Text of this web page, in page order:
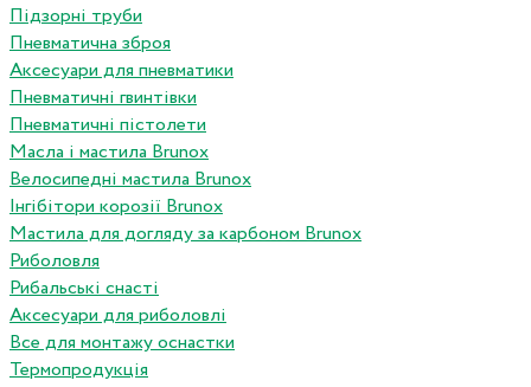
Підзорні труби
Пневматична зброя
Аксесуари для пневматики
Пневматичні гвинтівки
Пневматичні пістолети
Масла і мастила Brunox
Велосипедні мастила Brunox
Інгібітори корозії Brunox
Мастила для догляду за карбоном Brunox
Риболовля
Рибальські снасті
Аксесуари для риболовлі
Все для монтажу оснастки
Термопродукція